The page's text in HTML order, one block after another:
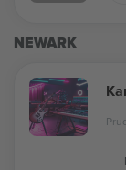
NEWARK